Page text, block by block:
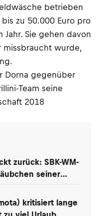
betrieben
zu 50.000 Euro pro
Jahr. Sie gehen davon
missbraucht wurde,
Dorna gegenüber
Team seine
2018
zurück: SBK-WM-
seiner
kritisiert lange